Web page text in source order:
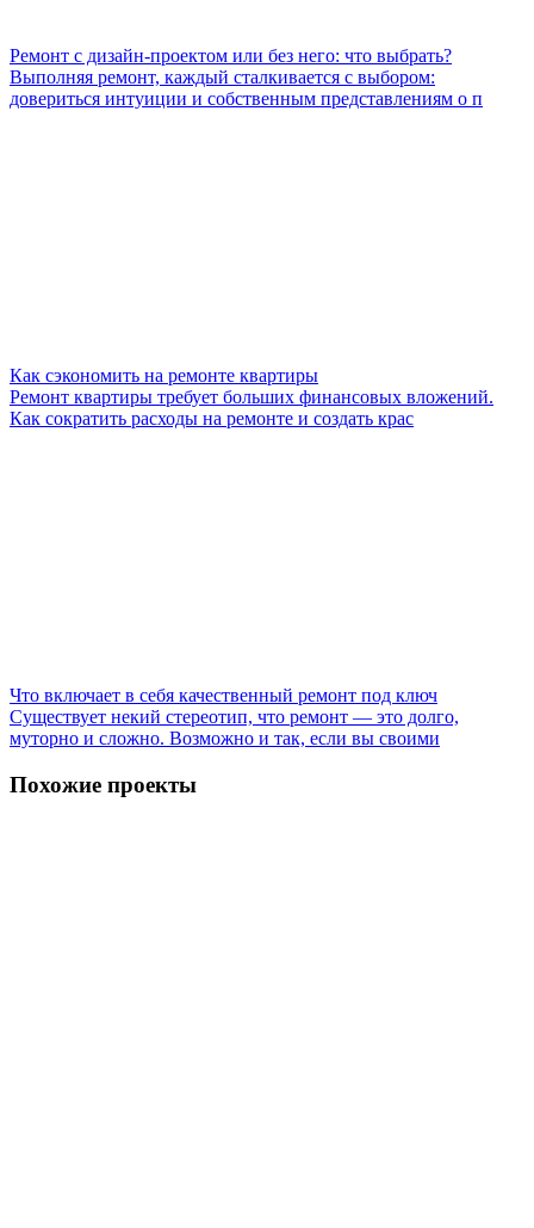
Ремонт с дизайн-проектом или без него: что выбрать?
Выполняя ремонт, каждый сталкивается с выбором:
довериться интуиции и собственным представлениям о п
Как сэкономить на ремонте квартиры
Ремонт квартиры требует больших финансовых вложений.
Как сократить расходы на ремонте и создать крас
Что включает в себя качественный ремонт под ключ
Существует некий стереотип, что ремонт — это долго,
муторно и сложно. Возможно и так, если вы своими
Похожие проекты